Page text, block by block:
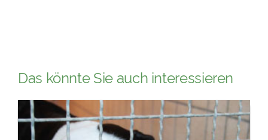
Das könnte Sie auch interessieren